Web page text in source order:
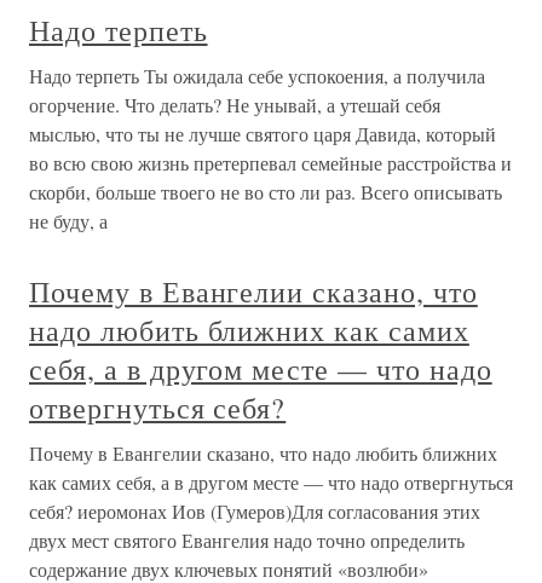
Надо терпеть
Надо терпеть Ты ожидала себе успокоения, а получила
огорчение. Что делать? Не унывай, а утешай себя
мыслью, что ты не лучше святого царя Давида, который
во всю свою жизнь претерпевал семейные расстройства и
скорби, больше твоего не во сто ли раз. Всего описывать
не буду, а
Почему в Евангелии сказано, что
надо любить ближних как самих
себя, а в другом месте — что надо
отвергнуться себя?
Почему в Евангелии сказано, что надо любить ближних
как самих себя, а в другом месте — что надо отвергнуться
себя? иеромонах Иов (Гумеров)Для согласования этих
двух мест святого Евангелия надо точно определить
содержание двух ключевых понятий «возлюби»